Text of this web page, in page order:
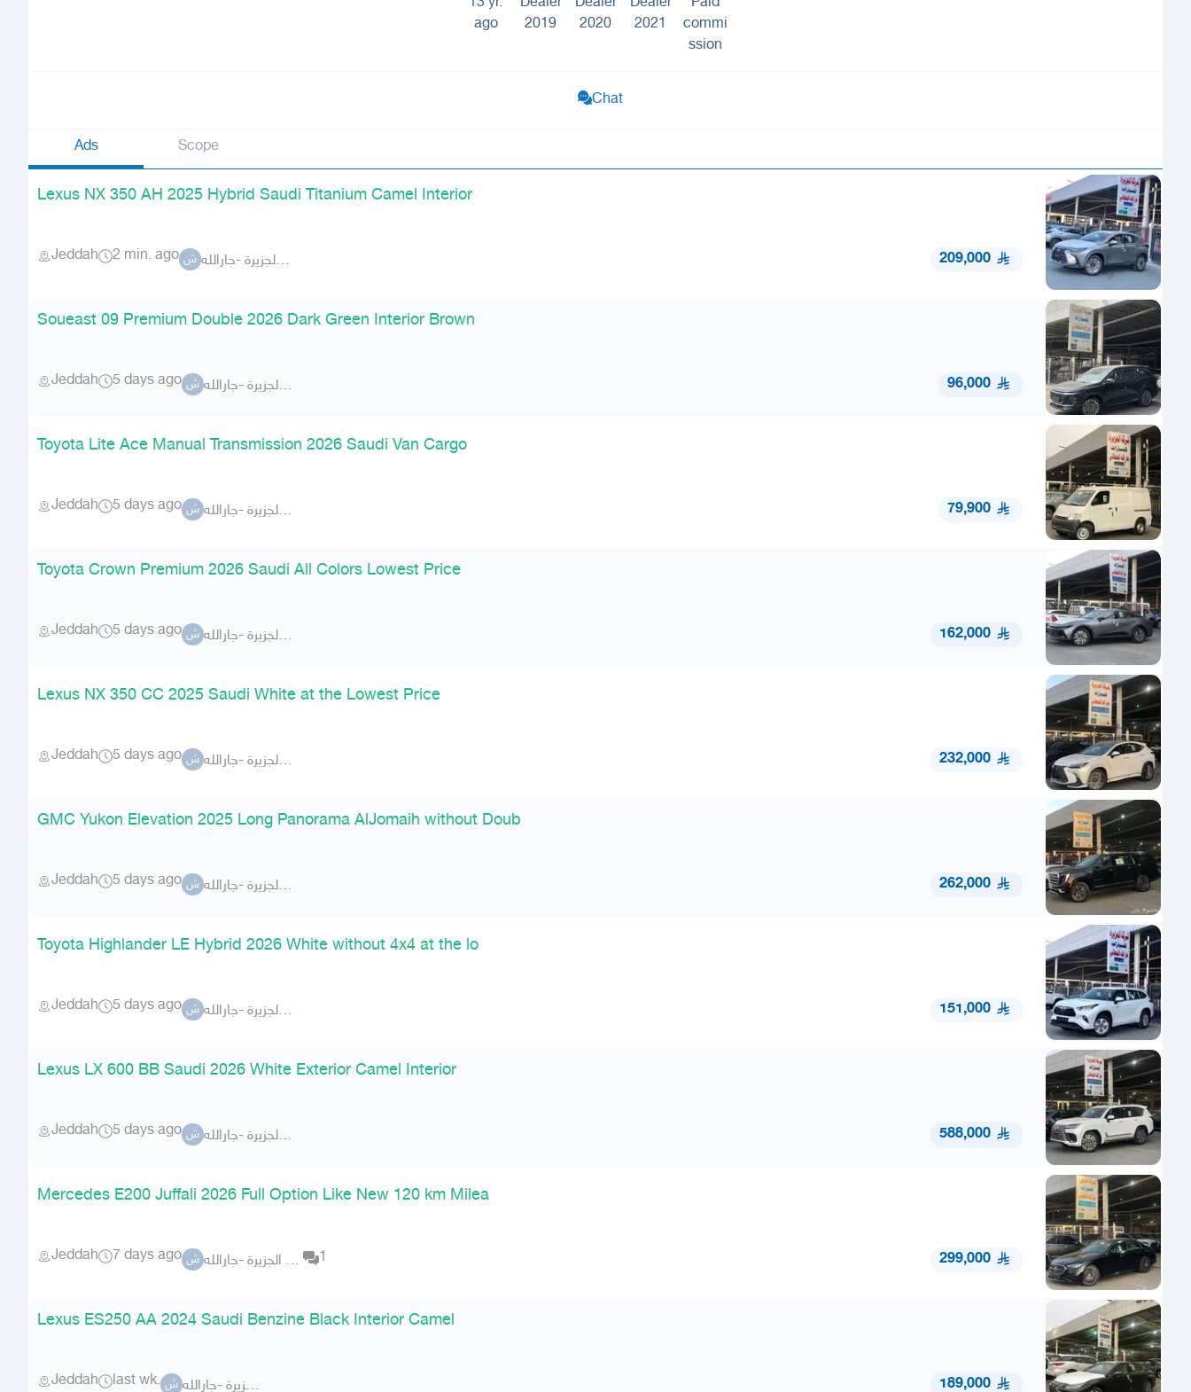
ago
2019
2020
2021
commi
ssion
Chat
Ads Scope
Lexus NX 350 AH 2025 Hybrid Saudi Titanium Camel Interior
Jeddah 2 min. ago ش شركة الجزيرة -جارالله- 209,000
Soueast 09 Premium Double 2026 Dark Green Interior Brown
Jeddah 5 days ago ش شركة الجزيرة -جارالله- 96,000
Toyota Lite Ace Manual Transmission 2026 Saudi Van Cargo
Jeddah 5 days ago ش شركة الجزيرة -جارالله- 79,900
Toyota Crown Premium 2026 Saudi All Colors Lowest Price
Jeddah 5 days ago ش شركة الجزيرة -جارالله- 162,000
Lexus NX 350 CC 2025 Saudi White at the Lowest Price
Jeddah 5 days ago ش شركة الجزيرة -جارالله- 232,000
GMC Yukon Elevation 2025 Long Panorama AlJomaih without Doub
Jeddah 5 days ago ش شركة الجزيرة -جارالله- 262,000
Toyota Highlander LE Hybrid 2026 White without 4x4 at the lo
Jeddah 5 days ago ش شركة الجزيرة -جارالله- 151,000
Lexus LX 600 BB Saudi 2026 White Exterior Camel Interior
Jeddah 5 days ago ش شركة الجزيرة -جارالله- 588,000
Mercedes E200 Juffali 2026 Full Option Like New 120 km Milea
Jeddah 7 days ago ش شركة الجزيرة -جارالله- 1 299,000
Lexus ES250 AA 2024 Saudi Benzine Black Interior Camel
Jeddah last wk. ش شركة الجزيرة -جارالله- 189,000